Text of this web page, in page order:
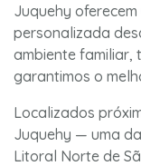
Juquehy
personalizada
ambiente familiar,
garantimos o
Localizados
Juquehy — uma
Litoral Norte de